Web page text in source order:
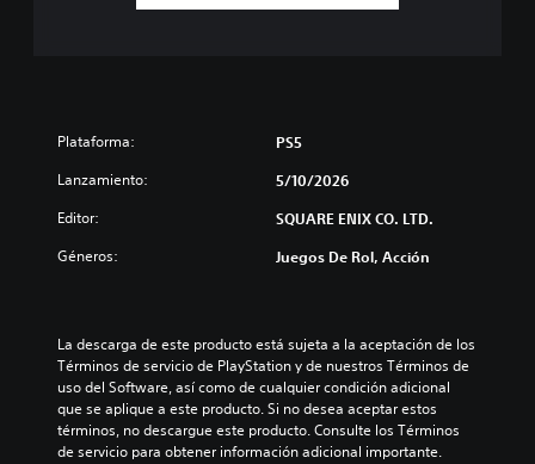
Plataforma: PS5
Lanzamiento: 5/10/2026
Editor: SQUARE ENIX CO. LTD.
Géneros: Juegos De Rol, Acción
La descarga de este producto está sujeta a la aceptación de los
Términos de servicio de PlayStation y de nuestros Términos de
uso del Software, así como de cualquier condición adicional
que se aplique a este producto. Si no desea aceptar estos
términos, no descargue este producto. Consulte los Términos
de servicio para obtener información adicional importante.